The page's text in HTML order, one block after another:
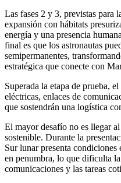
Las fases 2 y 3, previstas para
expansión con hábitats
energía y una presencia
final es que los astronautas
semipermanentes,
estratégica que conecte con
Superada la etapa de prueba,
eléctricas, enlaces de
que sostendrán una logística
El mayor desafío no es llegar
sostenible. Durante la
Sur lunar presenta condiciones
en penumbra, lo que dificulta
comunicaciones y las tareas